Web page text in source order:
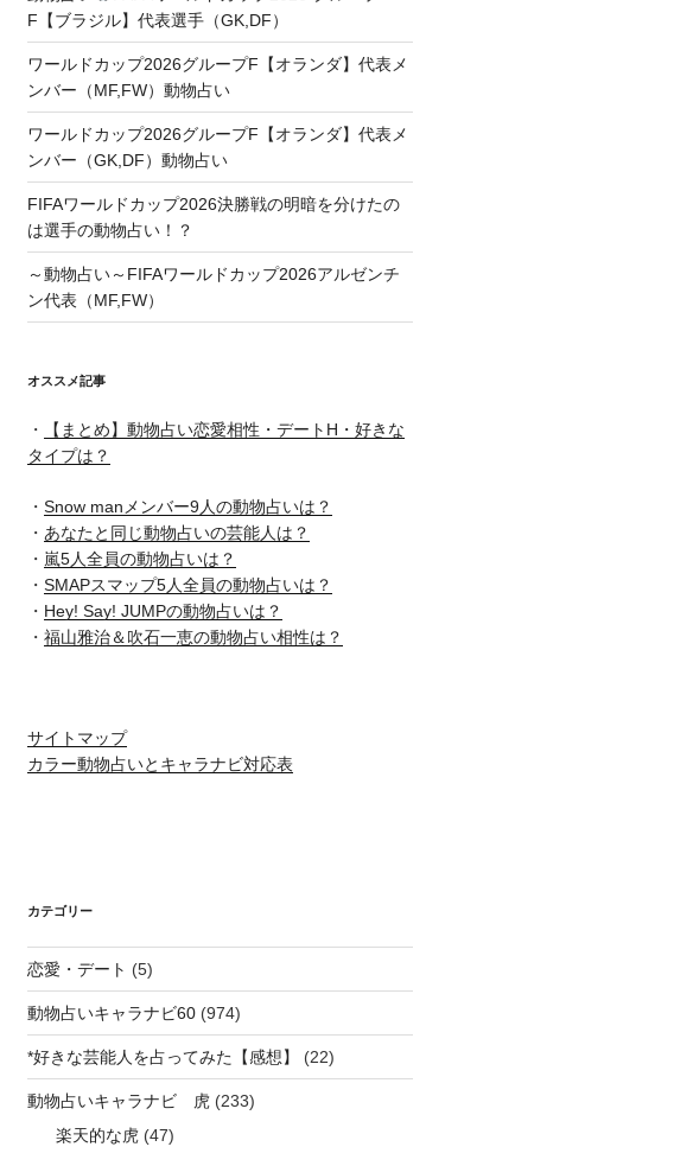
F【ブラジル】代表選手（GK,DF）
ワールドカップ2026グループF【オランダ】代表メ
ンバー（MF,FW）動物占い
ワールドカップ2026グループF【オランダ】代表メ
ンバー（GK,DF）動物占い
FIFAワールドカップ2026決勝戦の明暗を分けたの
は選手の動物占い！？
～動物占い～FIFAワールドカップ2026アルゼンチ
ン代表（MF,FW）
オススメ記事
・
【まとめ】動物占い恋愛相性・デートH・好きな
タイプは？
・ Snow manメンバー9人の動物占いは？
・ あなたと同じ動物占いの芸能人は？
・ 嵐5人全員の動物占いは？
・ SMAPスマップ5人全員の動物占いは？
・ Hey! Say! JUMPの動物占いは？
・ 福山雅治＆吹石一恵の動物占い相性は？
サイトマップ
カラー動物占いとキャラナビ対応表
カテゴリー
恋愛・デート (5)
動物占いキャラナビ60(974)
*好きな芸能人を占ってみた【感想】 (22)
動物占いキャラナビ 虎(233)
楽天的な虎(47)